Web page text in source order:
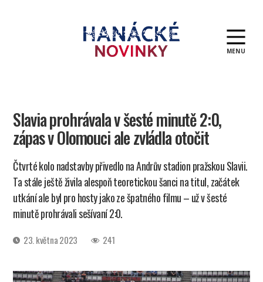
MENU
Slavia prohrávala v šesté minutě 2:0,
zápas v Olomouci ale zvládla otočit
Čtvrté kolo nadstavby přivedlo na Andrův stadion pražskou Slavii.
Ta stále ještě živila alespoň teoretickou šanci na titul, začátek
utkání ale byl pro hosty jako ze špatného filmu – už v šesté
minutě prohrávali sešívaní 2:0.
Datum23. května 2023 241